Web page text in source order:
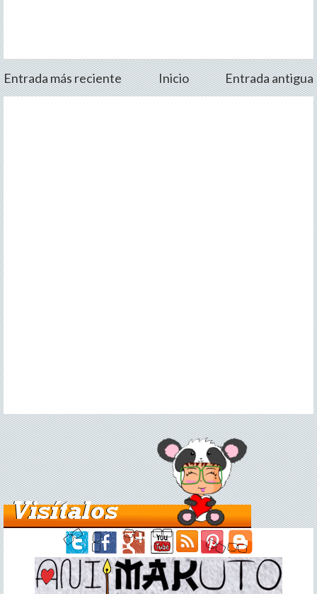
Entrada más reciente Inicio Entrada antigua